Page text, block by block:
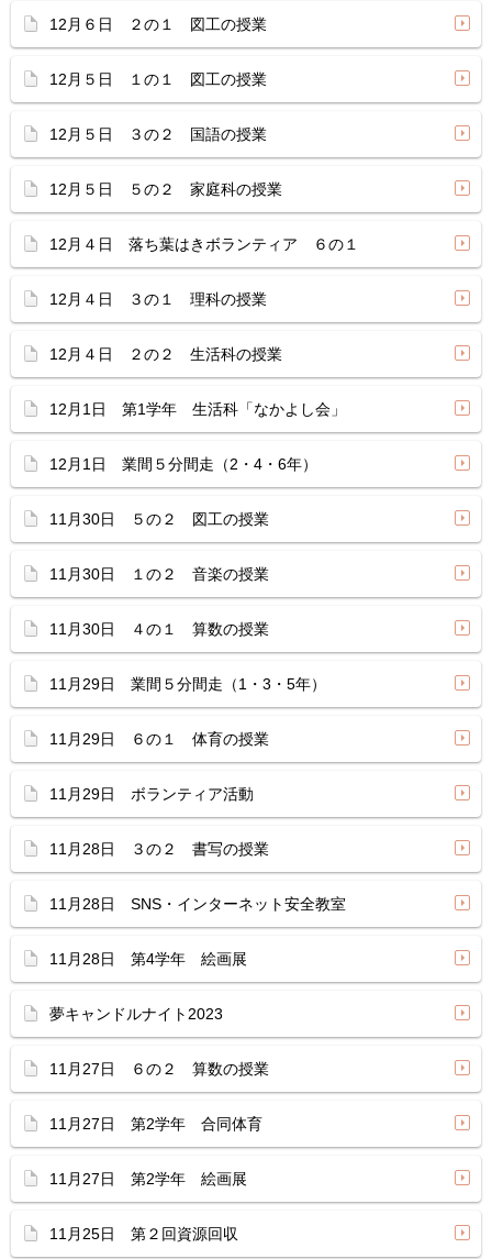
12月６日 ２の１ 図工の授業
12月５日 １の１ 図工の授業
12月５日 ３の２ 国語の授業
12月５日 ５の２ 家庭科の授業
12月４日 落ち葉はきボランティア ６の１
12月４日 ３の１ 理科の授業
12月４日 ２の２ 生活科の授業
12月1日 第1学年 生活科「なかよし会」
12月1日 業間５分間走（2・4・6年）
11月30日 ５の２ 図工の授業
11月30日 １の２ 音楽の授業
11月30日 ４の１ 算数の授業
11月29日 業間５分間走（1・3・5年）
11月29日 ６の１ 体育の授業
11月29日 ボランティア活動
11月28日 ３の２ 書写の授業
11月28日 SNS・インターネット安全教室
11月28日 第4学年 絵画展
夢キャンドルナイト2023
11月27日 ６の２ 算数の授業
11月27日 第2学年 合同体育
11月27日 第2学年 絵画展
11月25日 第２回資源回収